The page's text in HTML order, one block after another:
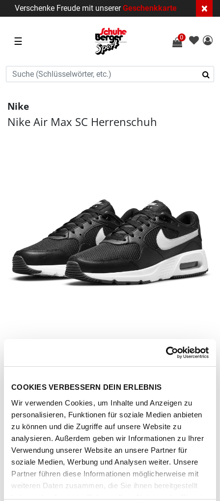
COOKIES VERBESSERN DEIN ERLEBNIS
Wir verwenden Cookies, um Inhalte und Anzeigen zu
personalisieren, Funktionen für soziale Medien anbieten
zu können und die Zugriffe auf unsere Website zu
analysieren. Außerdem geben wir Informationen zu Ihrer
Verwendung unserer Website an unsere Partner für
soziale Medien, Werbung und Analysen weiter. Unsere
Partner führen diese Informationen möglicherweise mit
weiteren Daten zusammen, die Sie ihnen bereitgestellt
haben oder die sie im Rahmen Ihrer Nutzung der Dienste
Verschenke Freude mit unsererGeschenkkarte ×
☰ 0
Nike
Nike Air Max SC Herrenschuh
Artikel-Nr.CW4555-002-black-white-black
Farbe black/white-black